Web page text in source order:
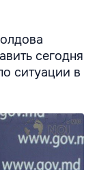
сегодня
ситуации в